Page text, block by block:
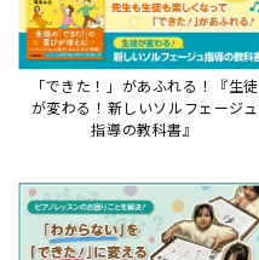
「できた！」があふれる！『生徒
が変わる！新しいソルフェージュ
指導の教科書』